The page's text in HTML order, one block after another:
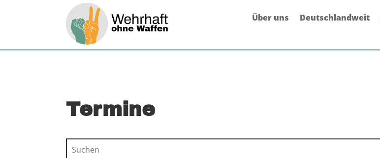
Über uns Deutschlandweit
Termine